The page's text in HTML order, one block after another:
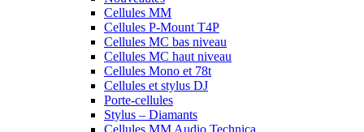
Cellules MM
Cellules P-Mount T4P
Cellules MC bas niveau
Cellules MC haut niveau
Cellules Mono et 78t
Cellules et stylus DJ
Porte-cellules
Stylus – Diamants
Cellules MM Audio Technica